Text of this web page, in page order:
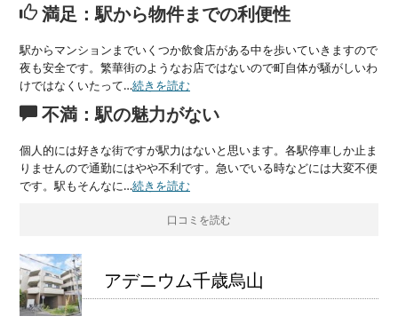
満足：駅から物件までの利便性
駅からマンションまでいくつか飲食店がある中を歩いていきますので
夜も安全です。繁華街のようなお店ではないので町自体が騒がしいわ
けではなくいたって…続きを読む
不満：駅の魅力がない
個人的には好きな街ですが駅力はないと思います。各駅停車しか止ま
りませんので通勤にはやや不利です。急いでいる時などには大変不便
です。駅もそんなに…続きを読む
口コミを読む
アデニウム千歳烏山